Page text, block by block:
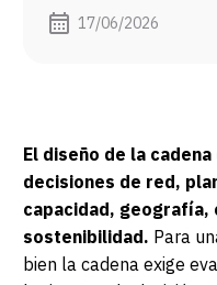
17/06/2026
El diseño de la
decisiones de red,
capacidad,
sostenibilidad. Para
bien la cadena exige